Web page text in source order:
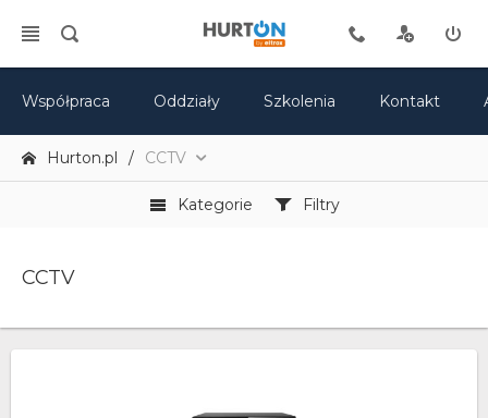
Współpraca Oddziały Szkolenia Kontakt
Hurton.pl CCTV
Kategorie Filtry
CCTV